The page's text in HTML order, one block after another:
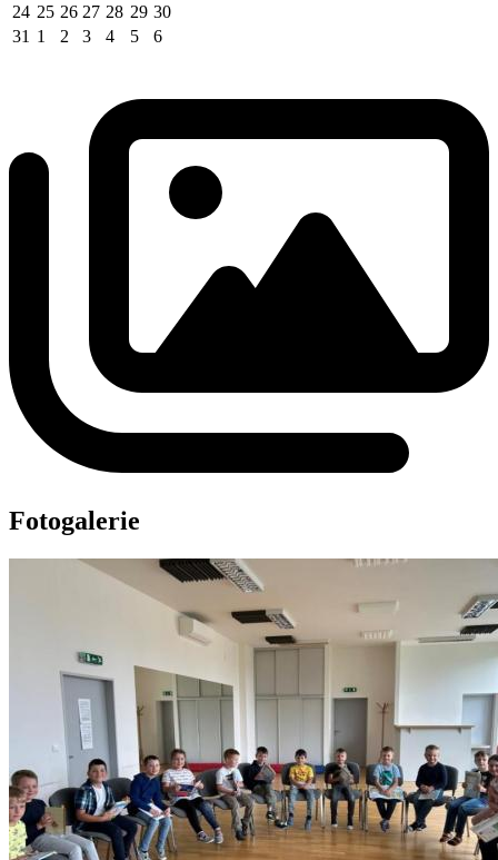
24 25 26 27 28 29 30
31 1 2 3 4 5 6
Fotogalerie